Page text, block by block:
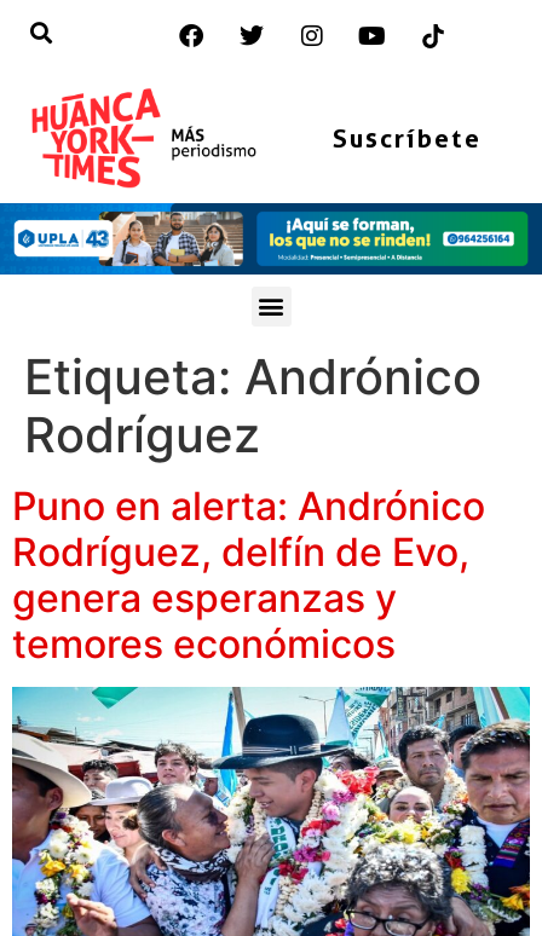
Suscríbete
Etiqueta: Andrónico
Rodríguez
Puno en alerta: Andrónico
Rodríguez, delfín de Evo,
genera esperanzas y
temores económicos